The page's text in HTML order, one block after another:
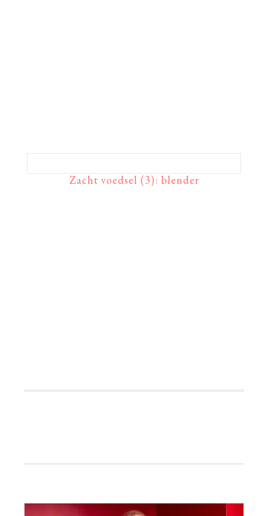
Zacht voedsel (3): blender